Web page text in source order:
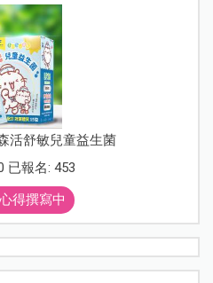
活舒敏兒童益生菌
已報名: 453
得撰寫中